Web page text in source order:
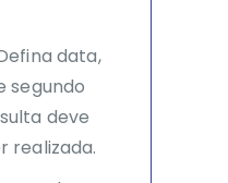
data,
segundo
deve
realizada.